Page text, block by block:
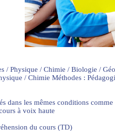
/ Physique / Chimie / Biologie /
/ Chimie Méthodes :
dans les mêmes conditions
à voix haute
du cours (TD)